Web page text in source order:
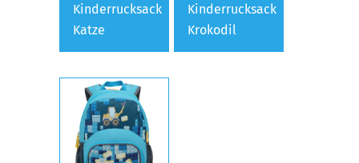
Kinderrucksack
Katze
Kinderrucksack
Krokodil